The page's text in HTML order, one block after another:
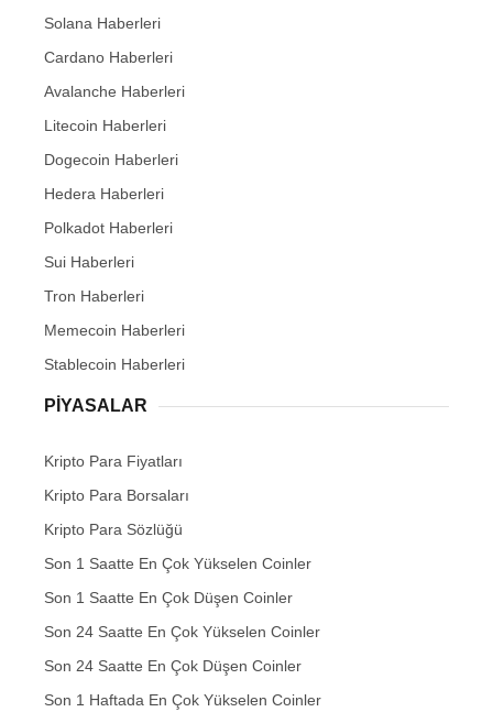
Solana Haberleri
Cardano Haberleri
Avalanche Haberleri
Litecoin Haberleri
Dogecoin Haberleri
Hedera Haberleri
Polkadot Haberleri
Sui Haberleri
Tron Haberleri
Memecoin Haberleri
Stablecoin Haberleri
PIYASALAR
Kripto Para Fiyatları
Kripto Para Borsaları
Kripto Para Sözlüğü
Son 1 Saatte En Çok Yükselen Coinler
Son 1 Saatte En Çok Düşen Coinler
Son 24 Saatte En Çok Yükselen Coinler
Son 24 Saatte En Çok Düşen Coinler
Son 1 Haftada En Çok Yükselen Coinler